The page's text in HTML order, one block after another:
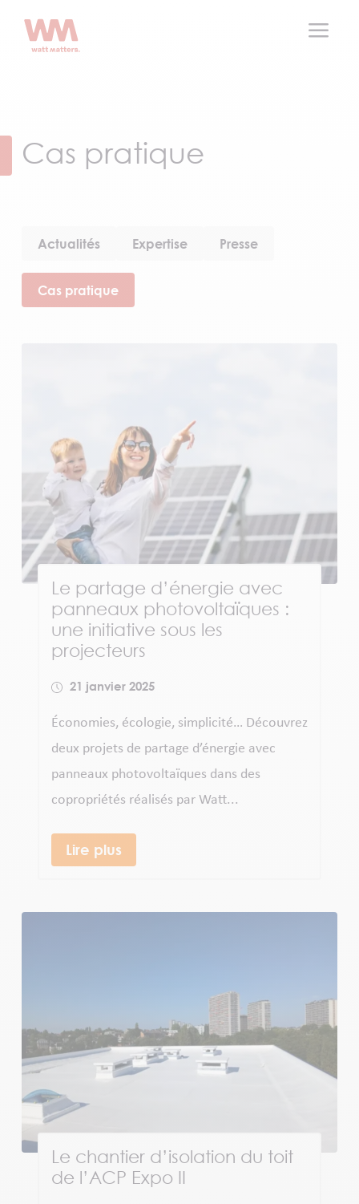
a
Cas pratique
Actualités Expertise Presse
Cas pratique
Le partage d’énergie avec
panneaux photovoltaïques :
une initiative sous les
projecteurs
21 janvier 2025
Économies, écologie, simplicité… Découvrez
deux projets de partage d’énergie avec
panneaux photovoltaïques dans des
copropriétés réalisés par Watt...
Lire plus
Le chantier d’isolation du toit
de l’ACP Expo II